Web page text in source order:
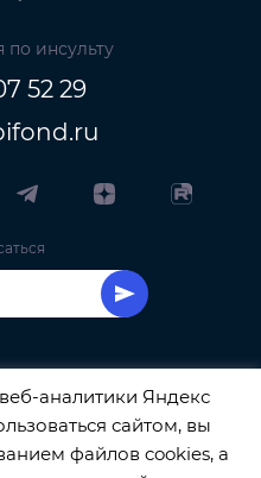
по инсульту
52 29
ОБРАБОТКИ
аналитики Яндекс
сайтом, вы
файлов cookies, а